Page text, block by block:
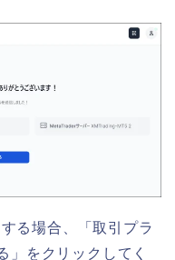
る場合、「取引プラ
」をクリックしてく